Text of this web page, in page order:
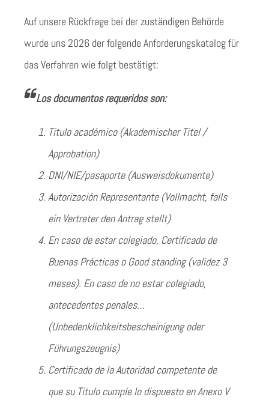
Auf unsere Rückfrage bei der zuständigen Behörde
wurde uns 2026 der folgende Anforderungskatalog für
das Verfahren wie folgt bestätigt:
Los documentos requeridos son:
Titulo académico(Akademischer Titel /
Approbation)
DNI/NIE/pasaporte(Ausweisdokumente)
Autorización Representante(Vollmacht, falls
ein Vertreter den Antrag stellt)
En caso de estar colegiado, Certificado de
Buenas Prácticas o Good standing (validez 3
meses). En caso de no estar colegiado,
antecedentes penales…
(Unbedenklichkeitsbescheinigung oder
Führungszeugnis)
Certificado de la Autoridad competente de
que su Titulo cumple lo dispuesto en Anexo V